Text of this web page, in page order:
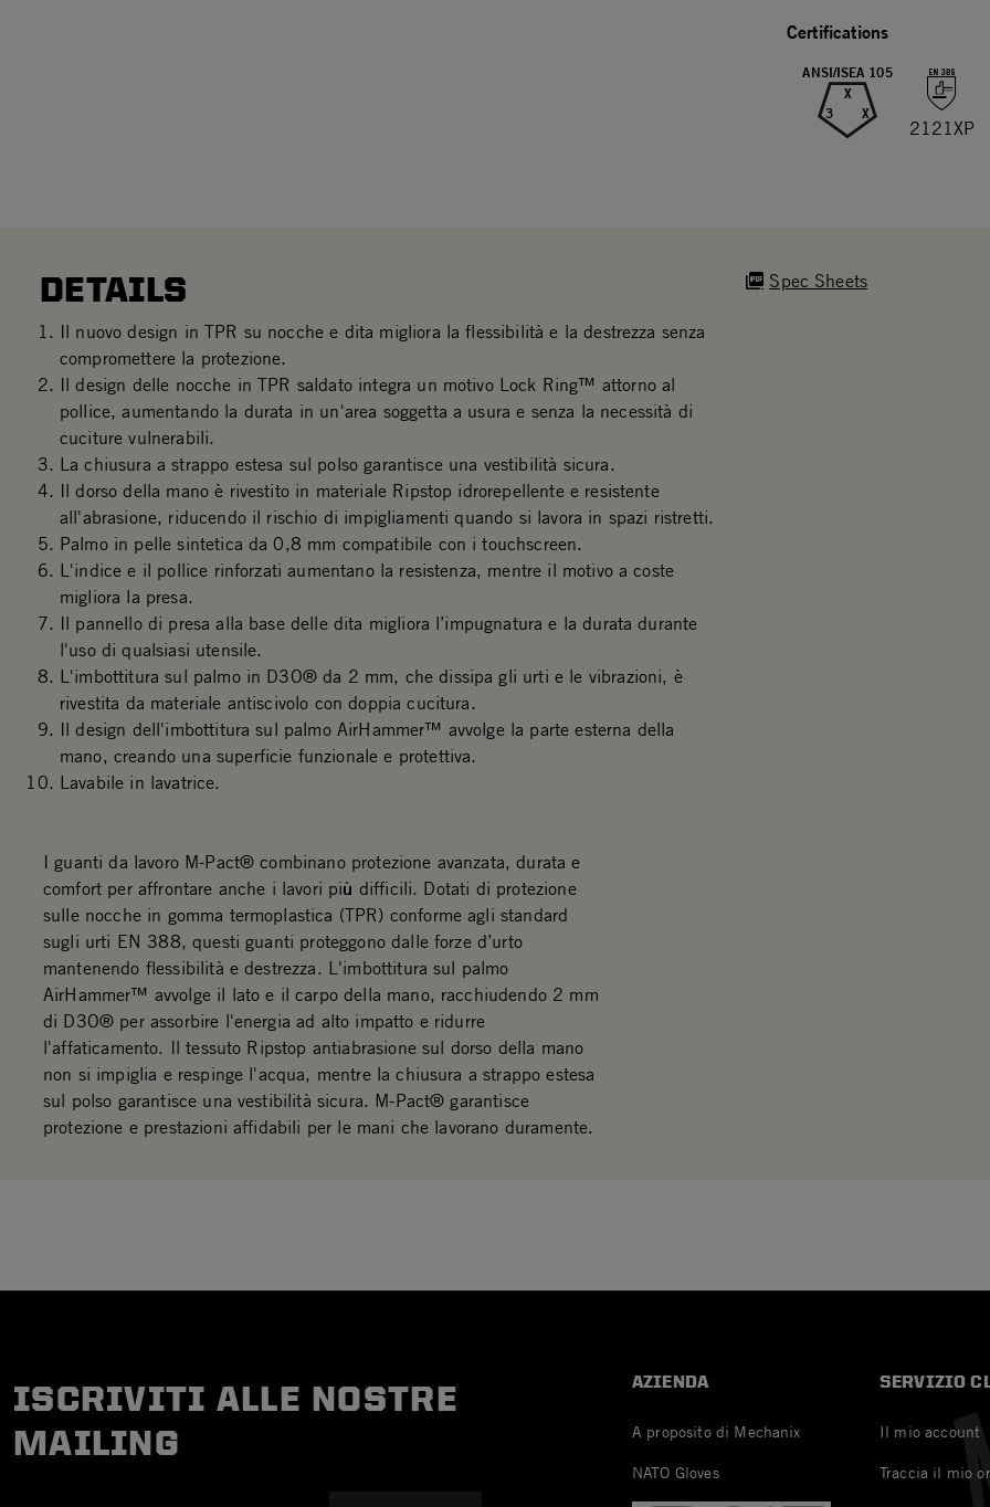
Certifications
ANSI/ISEA 105
X
3
X
2121XP
DETAILS
Il nuovo design in TPR su nocche e dita migliora la flessibilità e la destrezza senza
compromettere la protezione.
Il design delle nocche in TPR saldato integra un motivo Lock Ring™ attorno al
pollice, aumentando la durata in un'area soggetta a usura e senza la necessità di
cuciture vulnerabili.
La chiusura a strappo estesa sul polso garantisce una vestibilità sicura.
Il dorso della mano è rivestito in materiale Ripstop idrorepellente e resistente
all'abrasione, riducendo il rischio di impigliamenti quando si lavora in spazi ristretti.
Palmo in pelle sintetica da 0,8 mm compatibile con i touchscreen.
L'indice e il pollice rinforzati aumentano la resistenza, mentre il motivo a coste
migliora la presa.
Il pannello di presa alla base delle dita migliora l’impugnatura e la durata durante
l'uso di qualsiasi utensile.
L'imbottitura sul palmo in D3O® da 2 mm, che dissipa gli urti e le vibrazioni, è
rivestita da materiale antiscivolo con doppia cucitura.
Il design dell'imbottitura sul palmo AirHammer™ avvolge la parte esterna della
mano, creando una superficie funzionale e protettiva.
Lavabile in lavatrice.
Spec Sheets
I guanti da lavoro M-Pact® combinano protezione avanzata, durata e
comfort per affrontare anche i lavori più difficili. Dotati di protezione
sulle nocche in gomma termoplastica (TPR) conforme agli standard
sugli urti EN 388, questi guanti proteggono dalle forze d’urto
mantenendo flessibilità e destrezza. L'imbottitura sul palmo
AirHammer™ avvolge il lato e il carpo della mano, racchiudendo 2 mm
di D3O® per assorbire l'energia ad alto impatto e ridurre
l'affaticamento. Il tessuto Ripstop antiabrasione sul dorso della mano
non si impiglia e respinge l'acqua, mentre la chiusura a strappo estesa
sul polso garantisce una vestibilità sicura. M-Pact® garantisce
protezione e prestazioni affidabili per le mani che lavorano duramente.
ISCRIVITI ALLE NOSTRE
MAILING
AZIENDA
A proposito di Mechanix
NATO Gloves
SERVIZIO
Il mio account
Traccia il mio